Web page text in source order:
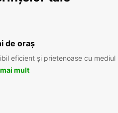
de oraș
eficient și prietenoase cu mediul
mult